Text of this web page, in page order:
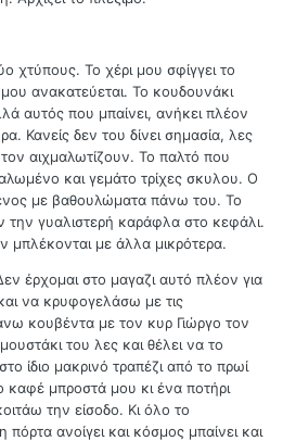
χτύπους. Το χέρι μου σφίγγει το
ανακατεύεται. Το κουδουνάκι
αυτός που μπαίνει, ανήκει πλέον
Κανείς δεν του δίνει σημασία, λες
αιχμαλωτίζουν. Το παλτό που
και γεμάτο τρίχες σκυλου. Ο
με βαθουλώματα πάνω του. Το
την γυαλιστερή καράφλα στο κεφάλι.
μπλέκονται με άλλα μικρότερα.
έρχομαι στο μαγαζι αυτό πλέον για
να κρυφογελάσω με τις
κουβέντα με τον κυρ Γιώργο τον
του λες και θέλει να το
ίδιο μακρινό τραπέζι από το πρωί
μπροστά μου κι ένα ποτήρι
την είσοδο. Κι όλο το
ανοίγει και κόσμος μπαίνει και